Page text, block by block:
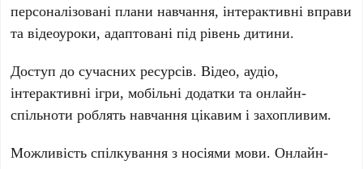
персоналізовані плани навчання, інтерактивні вправи
та відеоуроки, адаптовані під рівень дитини.
Доступ до сучасних ресурсів. Відео, аудіо,
інтерактивні ігри, мобільні додатки та онлайн-
спільноти роблять навчання цікавим і захопливим.
Можливість спілкування з носіями мови. Онлайн-